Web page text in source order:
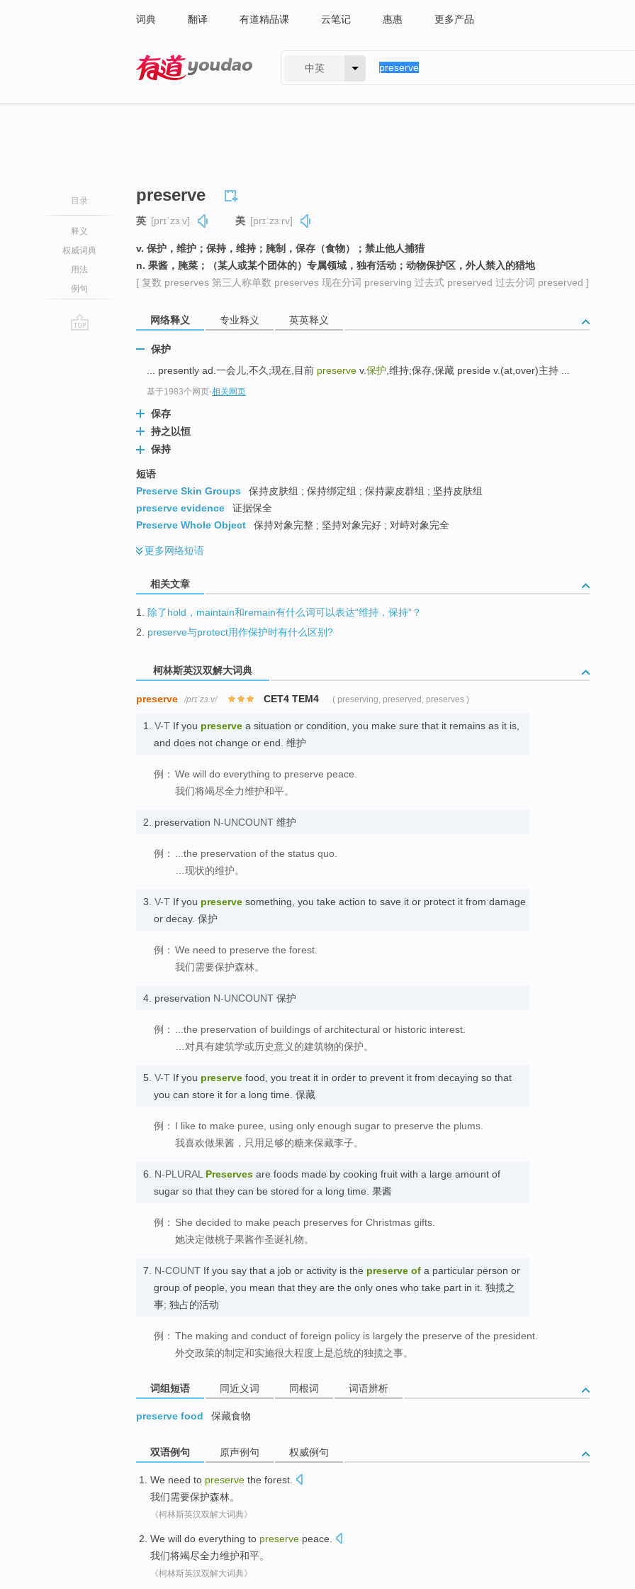
词典 翻译 有道精品课 云笔记 惠惠 更多产品
中英
目录
释义
权威词典
用法
例句
preserve
英 [prɪˈzɜːv] 美 [prɪˈzɜːrv]
v. 保护，维护；保持，维持；腌制，保存（食物）；禁止他人捕猎
n. 果酱，腌菜；（某人或某个团体的）专属领域，独有活动；动物保护区，外人禁入的猎地
[ 复数 preserves 第三人称单数 preserves 现在分词 preserving 过去式 preserved 过去分词 preserved ]
网络释义 专业释义 英英释义
保护
... presently ad.一会儿,不久;现在,目前 preserve v.保护 ,维持;保存,保藏 preside v.(at,over)主持 ...
基于1983个网页-相关网页
保存
持之以恒
保持
短语
Preserve Skin Groups
保持皮肤组 ; 保持绑定组 ; 保持蒙皮群组 ; 坚持皮肤组
preserve evidence
证据保全
Preserve Whole Object
保持对象完整 ; 坚持对象完好 ; 对峙对象完全
更多网络短语
相关文章
1. 除了hold，maintain和remain有什么词可以表达“维持，保持”？
2. preserve与protect用作保护时有什么区别?
柯林斯英汉双解大词典
preserve /prɪˈzɜːv/ CET4 TEM4 ( preserving, preserved, preserves )
1. V-T If you preserve a situation or condition, you make sure that it remains as it is,
and does not change or end. 维护
例： We will do everything to preserve peace.
我们将竭尽全力维护和平。
2. preservation N-UNCOUNT 维护
例：
...the preservation of the status quo.
…现状的维护。
3. V-T If you preserve something, you take action to save it or protect it from damage
or decay. 保护
例： We need to preserve the forest.
我们需要保护森林。
4. preservation N-UNCOUNT 保护
例：
...the preservation of buildings of architectural or historic interest.
…对具有建筑学或历史意义的建筑物的保护。
5. V-T If you preserve food, you treat it in order to prevent it from decaying so that
you can store it for a long time. 保藏
例： I like to make puree, using only enough sugar to preserve the plums.
我喜欢做果酱，只用足够的糖来保藏李子。
6. N-PLURAL Preserves are foods made by cooking fruit with a large amount of
sugar so that they can be stored for a long time. 果酱
例： She decided to make peach preserves for Christmas gifts.
她决定做桃子果酱作圣诞礼物。
7. N-COUNT If you say that a job or activity is the preserve of a particular person or
group of people, you mean that they are the only ones who take part in it. 独揽之
事; 独占的活动
例： The making and conduct of foreign policy is largely the preserve of the president.
外交政策的制定和实施很大程度上是总统的独揽之事。
词组短语 同近义词 同根词 词语辨析
preserve food 保藏食物
双语例句 原声例句 权威例句
We need to preserve the forest.
我们需要保护森林。
《柯林斯英汉双解大词典》
We will do everything to preserve peace
我们将竭尽全力维护和平。
《柯林斯英汉双解大词典》